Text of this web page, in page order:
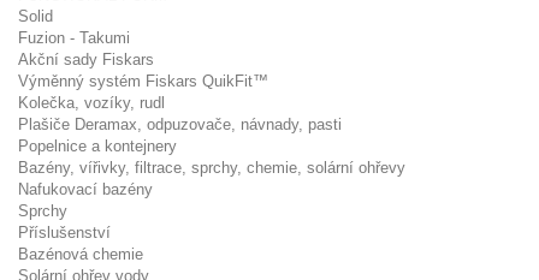
Solid
Fuzion - Takumi
Akční sady Fiskars
Výměnný systém Fiskars QuikFit™
Kolečka, vozíky, rudl
Plašiče Deramax, odpuzovače, návnady, pasti
Popelnice a kontejnery
Bazény, vířivky, filtrace, sprchy, chemie, solární ohřevy
Nafukovací bazény
Sprchy
Příslušenství
Bazénová chemie
Solární ohřev vody